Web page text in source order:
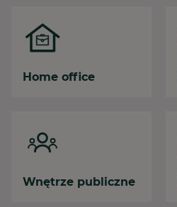
Home office
Wnętrze publiczne